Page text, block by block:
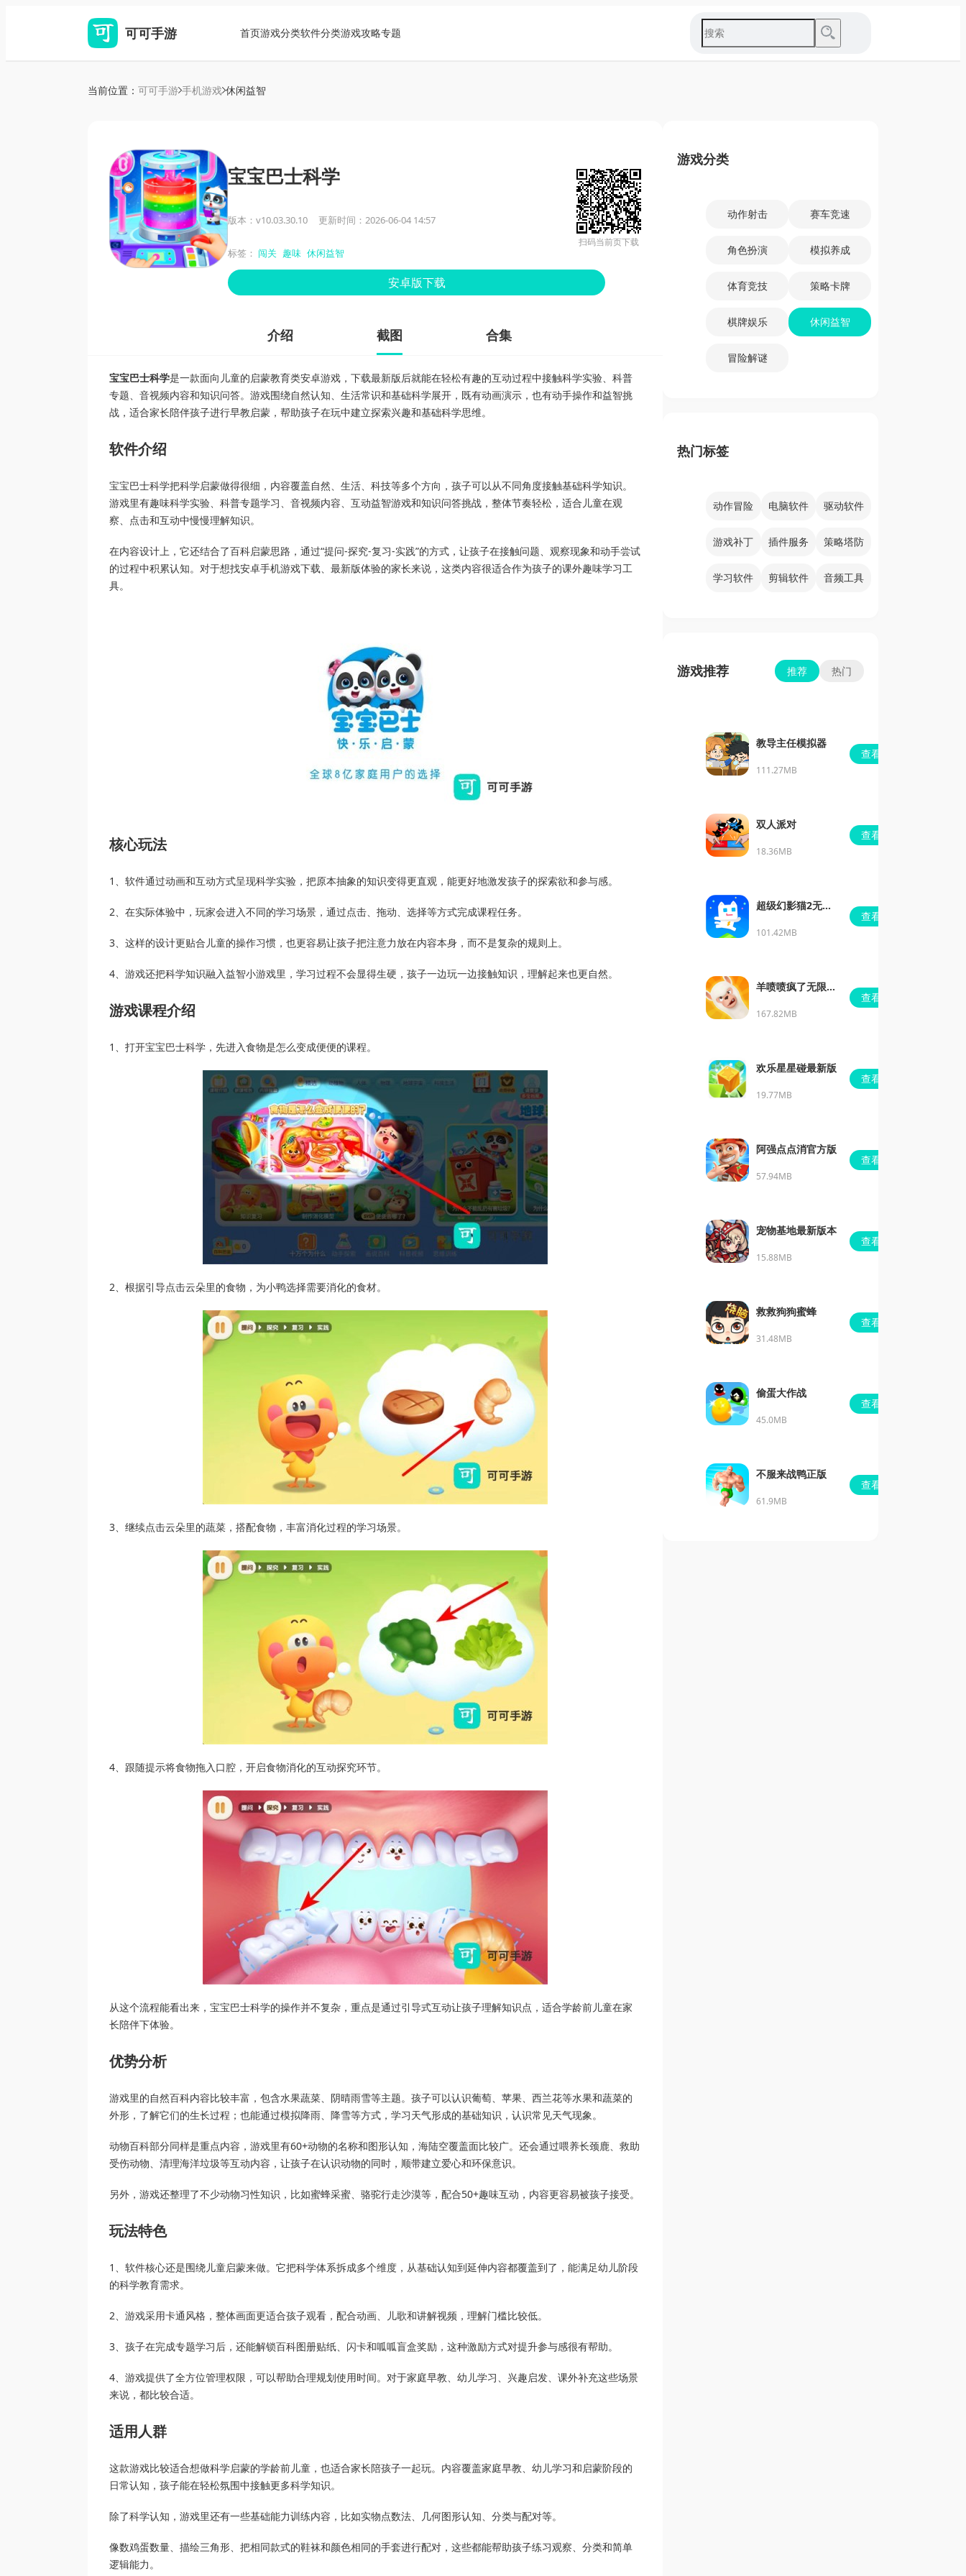
可可手游 首页游戏分类软件分类游戏攻略专题
当前位置： 可可手游 手机游戏 休闲益智
宝宝巴士科学
版本：v10.03.30.10 更新时间：2026-06-04 14:57
标签： 闯关 趣味 休闲益智
安卓版下载
扫码当前页下载
介绍 截图 合集
宝宝巴士科学是一款面向儿童的启蒙教育类安卓游戏，下载最新版后就能在轻松有趣的互动过程中接触科学实验、科普
专题、音视频内容和知识问答。游戏围绕自然认知、生活常识和基础科学展开，既有动画演示，也有动手操作和益智挑
战，适合家长陪伴孩子进行早教启蒙，帮助孩子在玩中建立探索兴趣和基础科学思维。
软件介绍
宝宝巴士科学把科学启蒙做得很细，内容覆盖自然、生活、科技等多个方向，孩子可以从不同角度接触基础科学知识。
游戏里有趣味科学实验、科普专题学习、音视频内容、互动益智游戏和知识问答挑战，整体节奏轻松，适合儿童在观
察、点击和互动中慢慢理解知识。
在内容设计上，它还结合了百科启蒙思路，通过“提问-探究-复习-实践”的方式，让孩子在接触问题、观察现象和动手尝试
的过程中积累认知。对于想找安卓手机游戏下载、最新版体验的家长来说，这类内容很适合作为孩子的课外趣味学习工
具。
核心玩法
1、软件通过动画和互动方式呈现科学实验，把原本抽象的知识变得更直观，能更好地激发孩子的探索欲和参与感。
2、在实际体验中，玩家会进入不同的学习场景，通过点击、拖动、选择等方式完成课程任务。
3、这样的设计更贴合儿童的操作习惯，也更容易让孩子把注意力放在内容本身，而不是复杂的规则上。
4、游戏还把科学知识融入益智小游戏里，学习过程不会显得生硬，孩子一边玩一边接触知识，理解起来也更自然。
游戏课程介绍
1、打开宝宝巴士科学，先进入食物是怎么变成便便的课程。
2、根据引导点击云朵里的食物，为小鸭选择需要消化的食材。
3、继续点击云朵里的蔬菜，搭配食物，丰富消化过程的学习场景。
4、跟随提示将食物拖入口腔，开启食物消化的互动探究环节。
从这个流程能看出来，宝宝巴士科学的操作并不复杂，重点是通过引导式互动让孩子理解知识点，适合学龄前儿童在家
长陪伴下体验。
优势分析
游戏里的自然百科内容比较丰富，包含水果蔬菜、阴晴雨雪等主题。孩子可以认识葡萄、苹果、西兰花等水果和蔬菜的
外形，了解它们的生长过程；也能通过模拟降雨、降雪等方式，学习天气形成的基础知识，认识常见天气现象。
动物百科部分同样是重点内容，游戏里有60+动物的名称和图形认知，海陆空覆盖面比较广。还会通过喂养长颈鹿、救助
受伤动物、清理海洋垃圾等互动内容，让孩子在认识动物的同时，顺带建立爱心和环保意识。
另外，游戏还整理了不少动物习性知识，比如蜜蜂采蜜、骆驼行走沙漠等，配合50+趣味互动，内容更容易被孩子接受。
玩法特色
1、软件核心还是围绕儿童启蒙来做。它把科学体系拆成多个维度，从基础认知到延伸内容都覆盖到了，能满足幼儿阶段
的科学教育需求。
2、游戏采用卡通风格，整体画面更适合孩子观看，配合动画、儿歌和讲解视频，理解门槛比较低。
3、孩子在完成专题学习后，还能解锁百科图册贴纸、闪卡和呱呱盲盒奖励，这种激励方式对提升参与感很有帮助。
4、游戏提供了全方位管理权限，可以帮助合理规划使用时间。对于家庭早教、幼儿学习、兴趣启发、课外补充这些场景
来说，都比较合适。
适用人群
这款游戏比较适合想做科学启蒙的学龄前儿童，也适合家长陪孩子一起玩。内容覆盖家庭早教、幼儿学习和启蒙阶段的
日常认知，孩子能在轻松氛围中接触更多科学知识。
除了科学认知，游戏里还有一些基础能力训练内容，比如实物点数法、几何图形认知、分类与配对等。
像数鸡蛋数量、描绘三角形、把相同款式的鞋袜和颜色相同的手套进行配对，这些都能帮助孩子练习观察、分类和简单
逻辑能力。
游戏分类
动作射击 赛车竞速
角色扮演 模拟养成
体育竞技 策略卡牌
棋牌娱乐 休闲益智
冒险解谜
热门标签
动作冒险 电脑软件 驱动软件
游戏补丁 插件服务 策略塔防
学习软件 剪辑软件 音频工具
游戏推荐 推荐 热门
教导主任模拟器
111.27MB
查看
双人派对
18.36MB
查看
超级幻影猫2无限
钻石
101.42MB
查看
羊喷喷疯了无限金
币
167.82MB
查看
欢乐星星碰最新版
19.77MB
查看
阿强点点消官方版
57.94MB
查看
宠物基地最新版本
15.88MB
查看
救救狗狗蜜蜂
31.48MB
查看
偷蛋大作战
45.0MB
查看
不服来战鸭正版
61.9MB
查看